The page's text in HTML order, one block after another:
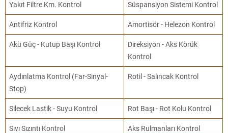
Yakıt Filtre Km. Kontrol Süspansiyon Sistemi Kontrol
Antifriz Kontrol Amortisör - Helezon Kontrol
Akü Güç - Kutup Başı Kontrol
Direksiyon - Aks Körük
Kontrol
Aydınlatma Kontrol (Far-Sinyal-
Stop)
Rotil - Salıncak Kontrol
Silecek Lastik - Suyu Kontrol Rot Başı - Rot Kolu Kontrol
Sıvı Sızıntı Kontrol Aks Rulmanları Kontrol